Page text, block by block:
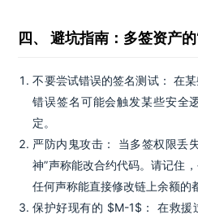
四、 避坑指南：多签资产
不要尝试错误的签名测试： 在
错误签名可能会触发某些安全
定。
严防内鬼攻击： 当多签权限丢
神”声称能改合约代码。请记住
任何声称能直接修改链上余额的
保护好现有的 $M-1$： 在救援